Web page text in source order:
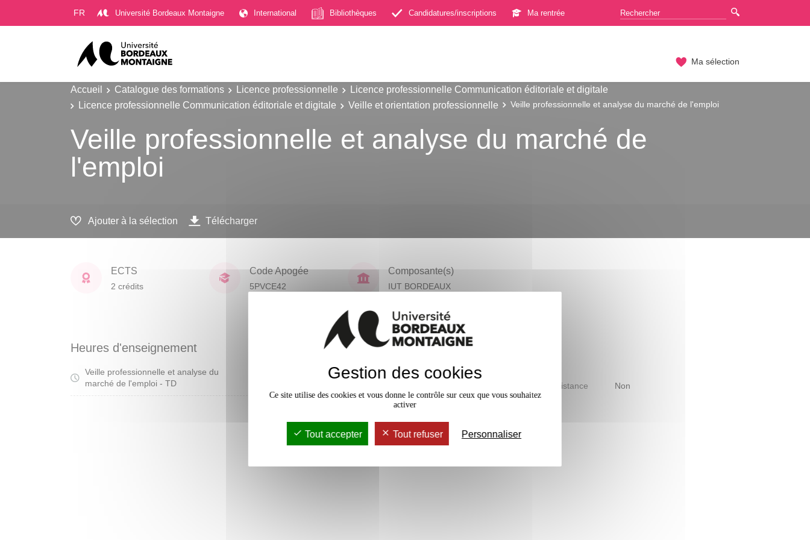
FR Université Bordeaux Montaigne International Bibliothèques Candidatures/inscriptions Ma rentrée
Ma sélection
Accueil Catalogue des formations Licence professionnelle
Licence professionnelle Communication éditoriale et digitale
Licence professionnelle Communication éditoriale et digitale
Veille et orientation professionnelle Veille professionnelle et analyse du marché de l'emploi
Veille professionnelle et analyse du marché de
l'emploi
Ajouter à la sélection Télécharger
ECTS
2 crédits
Code Apogée
5PVCE42
Composante(s)
IUT BORDEAUX
Heures d'enseignement
Veille professionnelle et analyse du
marché de l'emploi - TD
15h
Accessible à distance Non
Gestion des cookies
Ce site utilise des cookies et vous donne le contrôle sur ceux que vous souhaitez
activer
Tout accepter Tout refuser Personnaliser